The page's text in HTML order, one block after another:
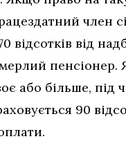
член
відсотків від
пенсіонер.
або більше, під
90